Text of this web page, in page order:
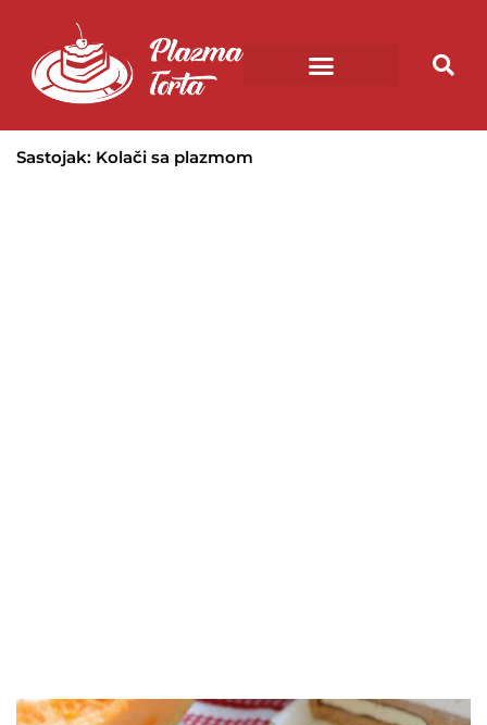
sadržaj
Sastojak: Kolači sa plazmom
Stranica
Stranica